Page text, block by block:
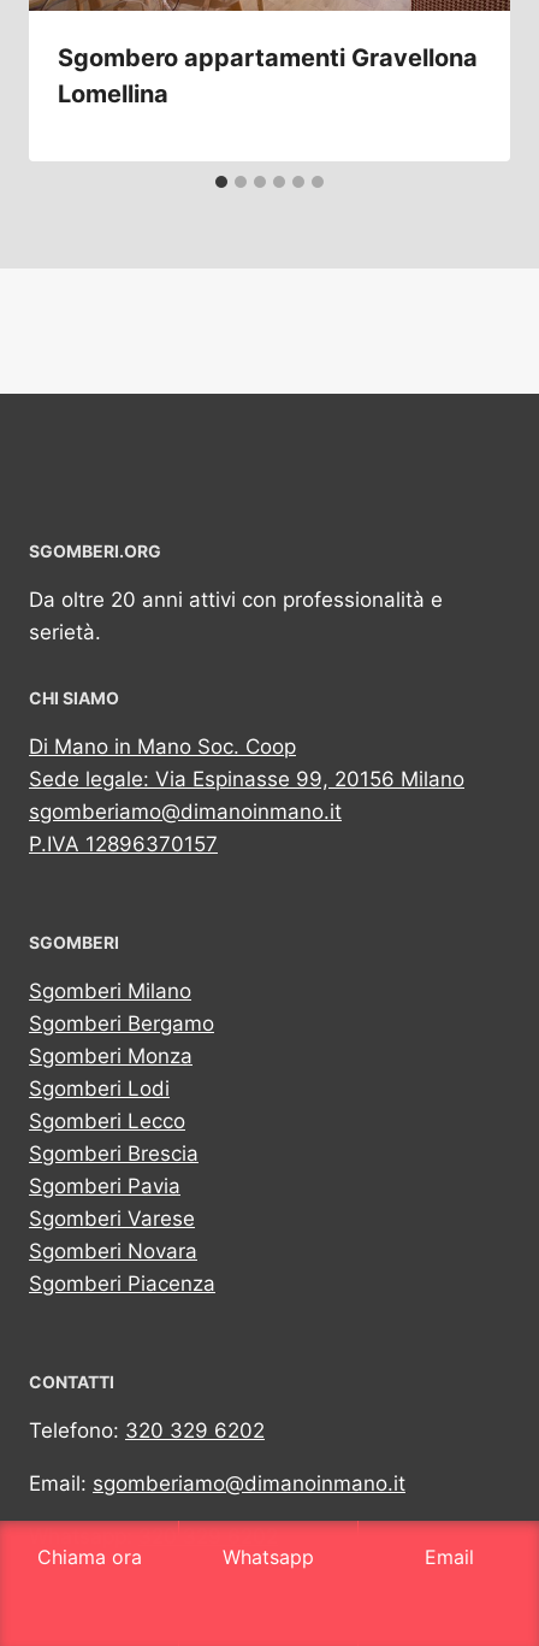
Sgombero appartamenti Gravellona
Lomellina
SGOMBERI.ORG
Da oltre 20 anni attivi con professionalità e
serietà.
CHI SIAMO
Di Mano in Mano Soc. Coop
Sede legale: Via Espinasse 99, 20156 Milano
sgomberiamo@dimanoinmano.it
P.IVA 12896370157
SGOMBERI
Sgomberi Milano
Sgomberi Bergamo
Sgomberi Monza
Sgomberi Lodi
Sgomberi Lecco
Sgomberi Brescia
Sgomberi Pavia
Sgomberi Varese
Sgomberi Novara
Sgomberi Piacenza
CONTATTI
Telefono: 320 329 6202
Email: sgomberiamo@dimanoinmano.it
Chiama ora
Whatsapp Email